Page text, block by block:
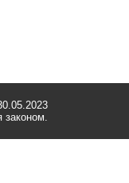
законом.